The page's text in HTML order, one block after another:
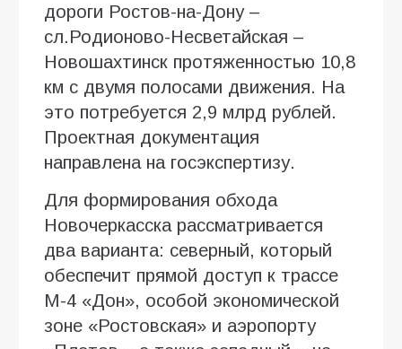
дороги Ростов-на-Дону –
сл.Родионово-Несветайская –
Новошахтинск протяженностью 10,8
км с двумя полосами движения. На
это потребуется 2,9 млрд рублей.
Проектная документация
направлена на госэкспертизу.
Для формирования обхода
Новочеркасска рассматривается
два варианта: северный, который
обеспечит прямой доступ к трассе
М-4 «Дон», особой экономической
зоне «Ростовская» и аэропорту